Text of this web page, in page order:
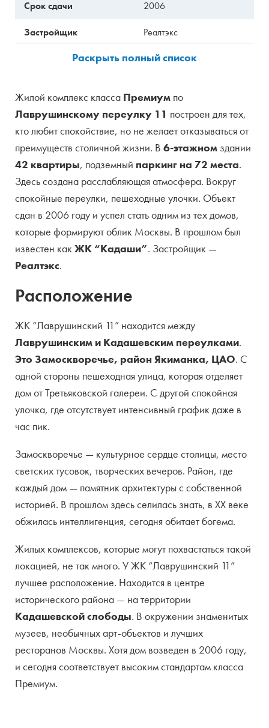
Срок сдачи 2006
Застройщик Реалтэкс
Застройщик
компания
Тип собственности
Кол-во корпусов 1
Этажность 6
Кол-во квартир 42
Варианты отделки с отделкой
Количество лифтов 2 в корпусе
закрытая
Жилой комплекс класса Премиум по
Лаврушинскому переулку 11 построен для тех,
кто любит спокойствие, но не желает отказываться от
преимуществ столичной жизни. В 6-этажном здании
42 квартиры, подземный паркинг на 72 места.
Здесь создана расслабляющая атмосфера. Вокруг
спокойные переулки, пешеходные улочки. Объект
сдан в 2006 году и успел стать одним из тех домов,
которые формируют облик Москвы. В прошлом был
известен какЖК “Кадаши”. Застройщик —
Реалтэкс.
Расположение
ЖК “Лаврушинский 11” находится между
Лаврушинским и Кадашевским переулками.
Это Замоскворечье, район Якиманка, ЦАО. С
одной стороны пешеходная улица, которая отделяет
дом от Третьяковской галереи. С другой спокойная
улочка, где отсутствует интенсивный график даже в
час пик.
Замоскворечье — культурное сердце столицы, место
светских тусовок, творческих вечеров. Район, где
каждый дом — памятник архитектуры с собственной
историей. В прошлом здесь селилась знать, в XX веке
обжилась интеллигенция, сегодня обитает богема.
Жилых комплексов, которые могут похвастаться такой
локацией, не так много. У ЖК “Лаврушинский 11”
лучшее расположение. Находится в центре
исторического района — на территории
Кадашевской слободы. В окружении знаменитых
музеев, необычных арт-объектов и лучших
ресторанов Москвы. Хотя дом возведен в 2006 году,
и сегодня соответствует высоким стандартам класса
Премиум.